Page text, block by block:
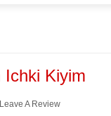
Ichki Kiyim
Leave A Review